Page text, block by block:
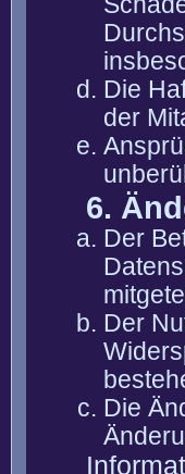
Die
der
6.
Der
Der
Die